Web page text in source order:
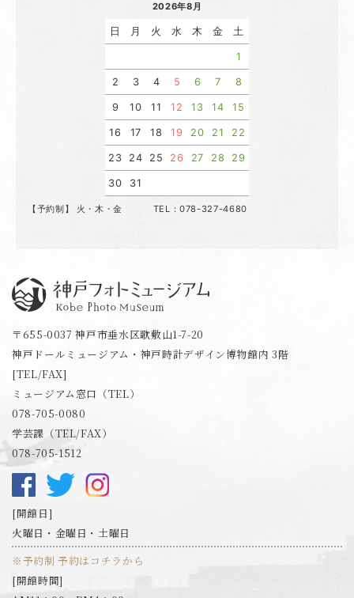
2026年8月
日 月 火 水 木 金 土
1
2 3 4 5 6 7 8
9 10 11 12 13 14 15
16 17 18 19 20 21 22
23 24 25 26 27 28 29
30 31
【予約制】 火・木・金 TEL：078-327-4680
〒655-0037 神戸市垂水区歌敷山1-7-20
神戸ドールミュージアム・神戸時計デザイン博物館内 3階
[TEL/FAX]
ミュージアム窓口（TEL）
078-705-0080
学芸課（TEL/FAX）
078-705-1512
開館日
火曜日・金曜日・土曜日
※予約制 予約はコチラから
開館時間